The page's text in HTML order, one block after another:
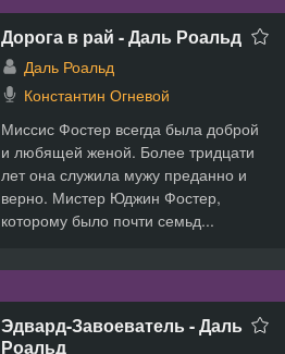
Дорога в рай - Даль Роальд
Даль Роальд
Константин Огневой
Миссис Фостер всегда была доброй
и любящей женой. Более тридцати
лет она служила мужу преданно и
верно. Мистер Юджин Фостер,
которому было почти семьд...
Эдвард-Завоеватель - Даль
Роальд